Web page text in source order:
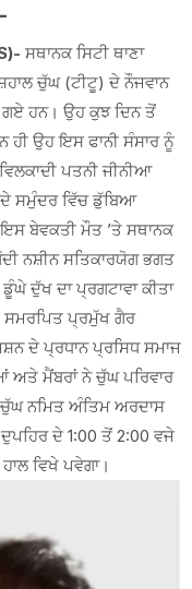
ਸਥਾਨਕ ਸਿਟੀ ਥਾਣਾ
ਚੁੱਘ (ਟੀਟੂ) ਦੇ ਨੌਜਵਾਨ
ਹਨ। ਉਹ ਕੁਝ ਦਿਨ ਤੋਂ
ਹੀ ਉਹ ਇਸ ਫਾਨੀ ਸੰਸਾਰ ਨੂੰ
ਪਤਨੀ ਜੀਨੀਆ
ਸਮੁੰਦਰ ਵਿੱਚ ਡੁੱਬਿਆ
ਬੇਵਕਤੀ ਮੌਤ ’ਤੇ ਸਥਾਨਕ
ਨਸ਼ੀਨ ਸਤਿਕਾਰਯੋਗ ਭਗਤ
ਦੁੱਖ ਦਾ ਪ੍ਰਗਟਾਵਾ ਕੀਤਾ
ਸਮਰਪਿਤ ਪ੍ਰਮੁੱਖ ਗੈਰ
ਦੇ ਪ੍ਰਧਾਨ ਪ੍ਰਸਿਧ ਸਮਾਜ
ਮੈਂਬਰਾਂ ਨੇ ਚੁੱਘ ਪਰਿਵਾਰ
ਨਮਿਤ ਅੰਤਿਮ ਅਰਦਾਸ
ਦੇ 1:00 ਤੋਂ 2:00 ਵਜੇ
ਵਿਖੇ ਪਵੇਗਾ।